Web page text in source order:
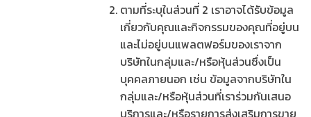
ตามที่ระบุในส่วนที่ 2 เราอาจได้รับข้อมูล
เกี่ยวกับคุณและกิจกรรมของคุณที่อยู่บน
และไม่อยู่บนแพลตฟอร์มของเราจาก
บริษัทในกลุ่มและ/หรือหุ้นส่วนซึ่งเป็น
บุคคลภายนอก เช่น ข้อมูลจากบริษัทใน
กลุ่มและ/หรือหุ้นส่วนที่เราร่วมกันเสนอ
บริการและ/หรือรายการส่งเสริมการขาย